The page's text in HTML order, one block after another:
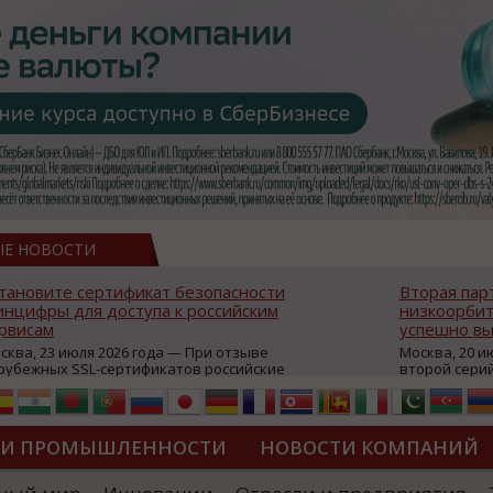
НОВОСТИ
сертификат безопасности
для доступа к российским
23 июля 2026 года — При отзыве
SSL-сертификатов российские
могут некорректно открываться в
браузерах (Google Chrome,
Edge и др.), а соединение с сервисами
ресурсы уже сообщили о
недоступности и ошибках при
из-за отзывов сертификатов
Вторая
успешно
Москва, 20
второй
аппаратов,
масштабной
интернет с
из
«Экономика
ПРОМЫШЛЕННОСТИ НОВОСТИ КОМПАНИЙ